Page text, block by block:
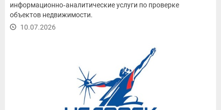
информационно‑аналитические услуги по проверке
объектов недвижимости.
10.07.2026